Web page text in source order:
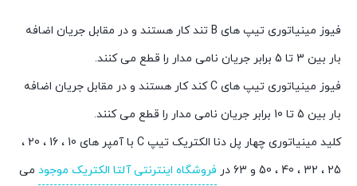
فیوز مینیاتوری تیپ های B تند کار هستند و در مقابل جریان اضافه
بار بین 3 تا 5 برابر جریان نامی مدار را قطع می کنند.
فیوز مینیاتوری تیپ های C کند کار هستند و در مقابل جریان اضافه
بار بین 5 تا 10 برابر جریان نامی مدار را قطع می کنند.
کلید مینیاتوری چهار پل دنا الکتریک تیپ C با آمپر های 10 ، 16 ، 20 ،
25 ، 32 ، 40 ، 50 و 63 در
فروشگاه اینترنتی آلتا الکتریک موجود می